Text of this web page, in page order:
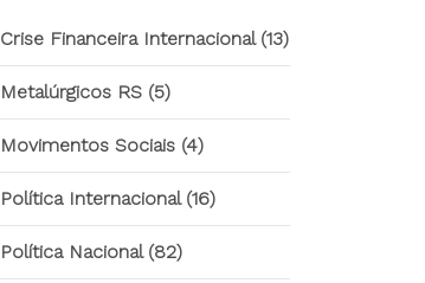
Crise Financeira Internacional (13)
Metalúrgicos RS (5)
Movimentos Sociais (4)
Política Internacional (16)
Política Nacional (82)